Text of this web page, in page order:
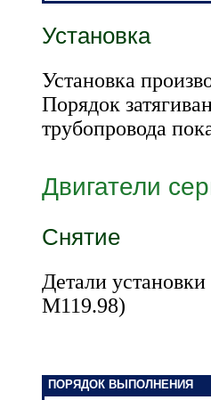
Установка
Установка
Порядок
трубопровода
Двигатели
Снятие
Детали
М119.98)
ПОРЯДОК ВЫПОЛНЕНИЯ